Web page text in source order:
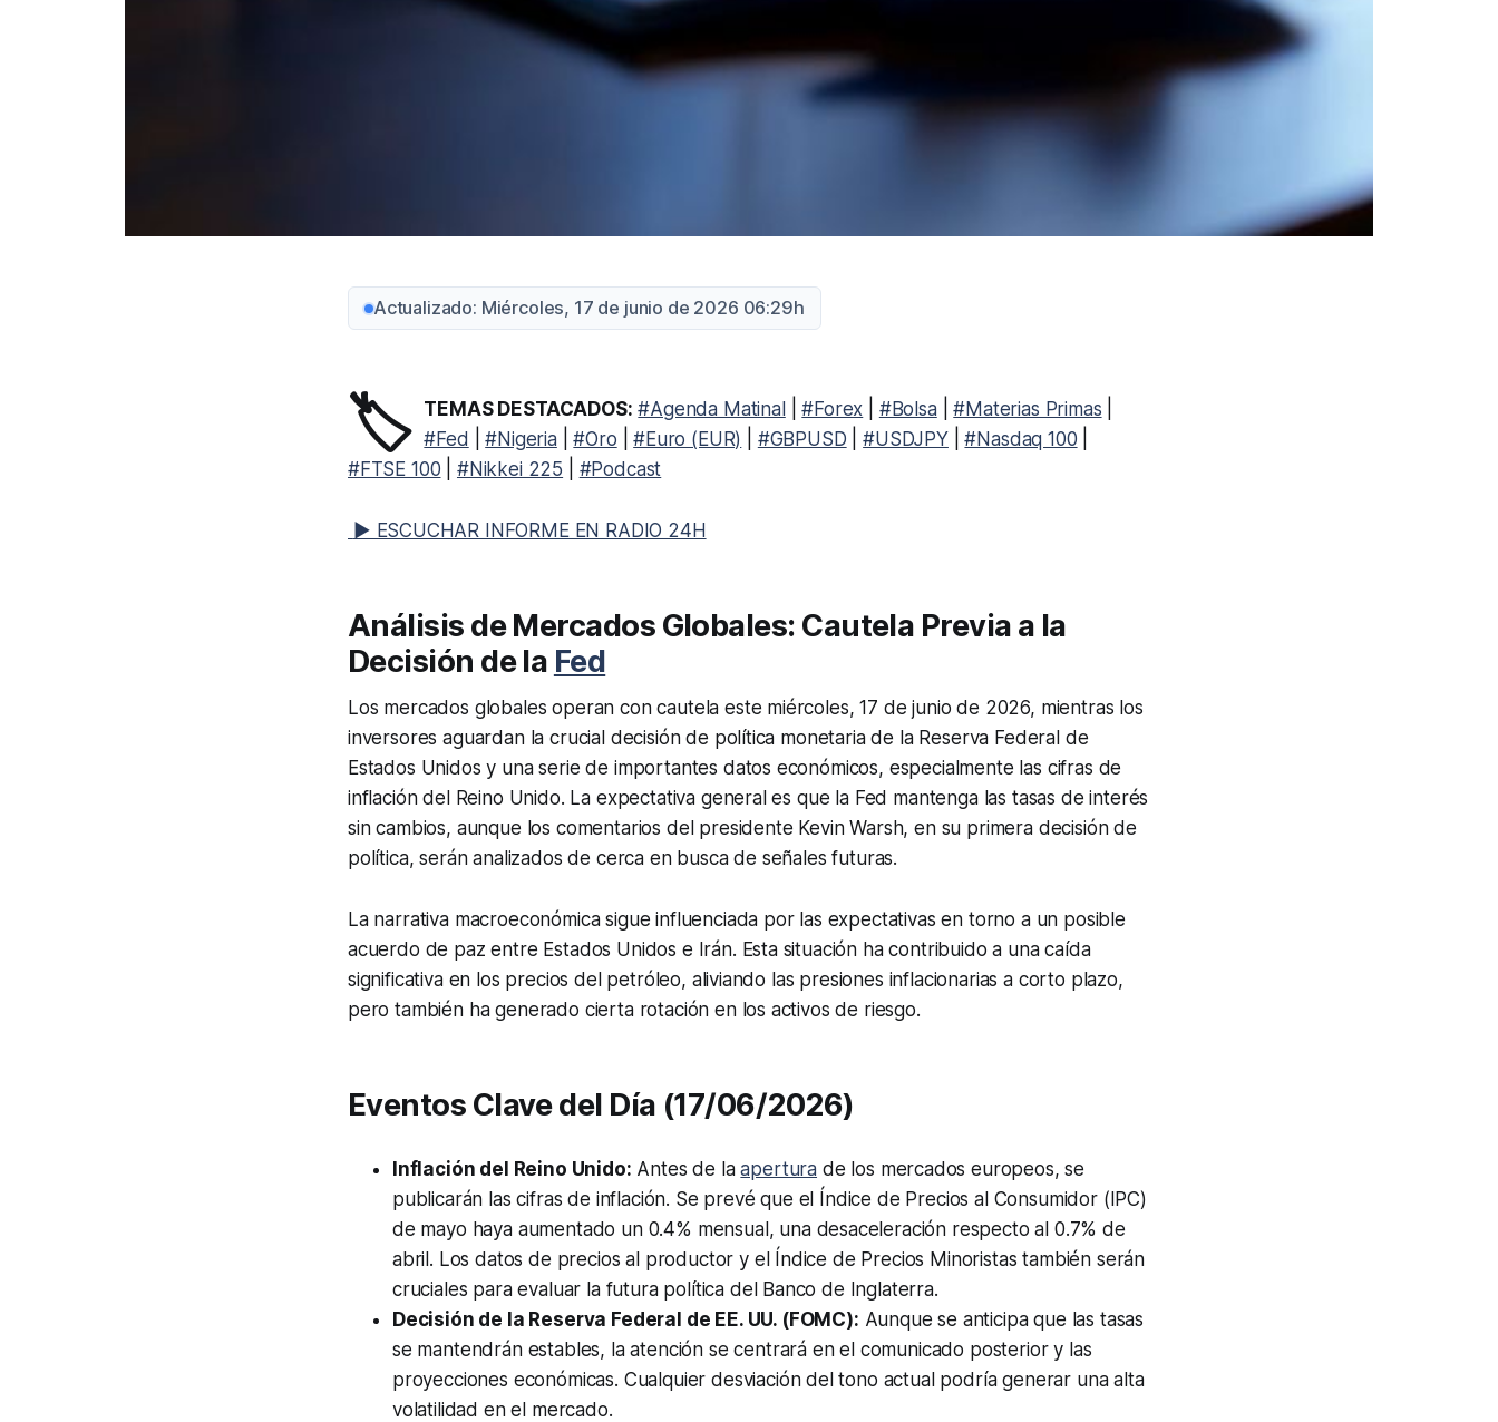
Actualizado: Miércoles, 17 de junio de 2026 06:29h
🏷️ TEMAS DESTACADOS: #Agenda Matinal |#Forex #Bolsa|#Materias Primas
#Fed
|#Nigeria|#Oro |#Euro (EUR) #GBPUSD |#USDJPY|#Nasdaq 100
#FTSE 100
#Nikkei 225 #Podcast
▶ ESCUCHAR INFORME EN RADIO 24H
Análisis de Mercados Globales: Cautela Previa a la
Decisión de la Fed
Los mercados globales operan con cautela este miércoles, 17 de junio de 2026, mientras los
inversores aguardan la crucial decisión de política monetaria de la Reserva Federal de
Estados Unidos y una serie de importantes datos económicos, especialmente las cifras de
inflación del Reino Unido. La expectativa general es que la Fed mantenga las tasas de interés
sin cambios, aunque los comentarios del presidente Kevin Warsh, en su primera decisión de
política, serán analizados de cerca en busca de señales futuras.
La narrativa macroeconómica sigue influenciada por las expectativas en torno a un posible
acuerdo de paz entre Estados Unidos e Irán. Esta situación ha contribuido a una caída
significativa en los precios del petróleo, aliviando las presiones inflacionarias a corto plazo,
pero también ha generado cierta rotación en los activos de riesgo.
Eventos Clave del Día (17/06/2026)
Inflación del Reino Unido: Antes de laapertura de los mercados europeos, se
publicarán las cifras de inflación. Se prevé que el Índice de Precios al Consumidor (IPC)
de mayo haya aumentado un 0.4% mensual, una desaceleración respecto al 0.7% de
abril. Los datos de precios al productor y el Índice de Precios Minoristas también serán
cruciales para evaluar la futura política del Banco de Inglaterra.
Decisión de la Reserva Federal de EE. UU. (FOMC): Aunque se anticipa que las tasas
se mantendrán estables, la atención se centrará en el comunicado posterior y las
proyecciones económicas. Cualquier desviación del tono actual podría generar una alta
volatilidad en el mercado.